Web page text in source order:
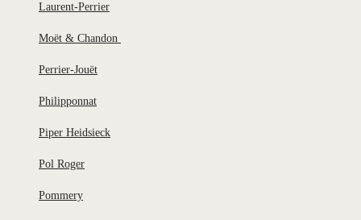
Laurent-Perrier
Moët & Chandon
Perrier-Jouët
Philipponnat
Piper Heidsieck
Pol Roger
Pommery